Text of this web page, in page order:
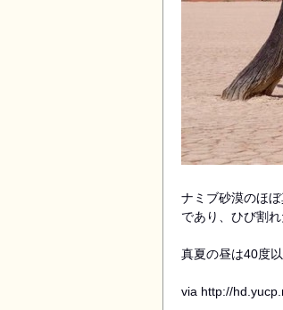
ナミブ砂漠のほ
であり、ひび割
真夏の昼は40度
via http://